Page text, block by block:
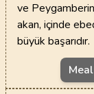
ve
akan, içinde
büyük başarıdır.